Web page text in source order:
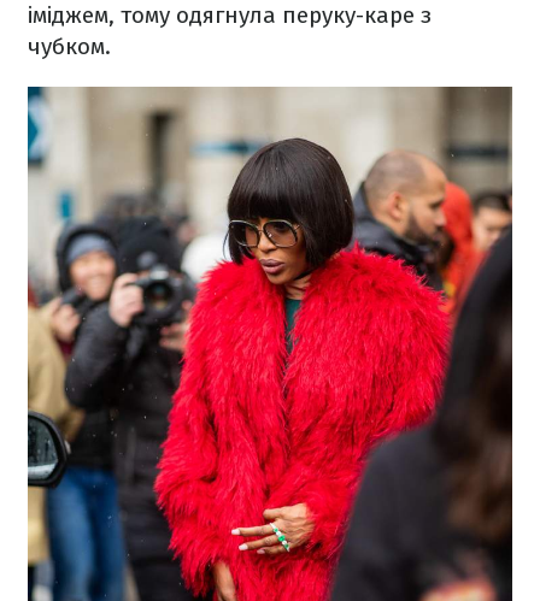
іміджем, тому одягнула перуку-каре з
чубком.